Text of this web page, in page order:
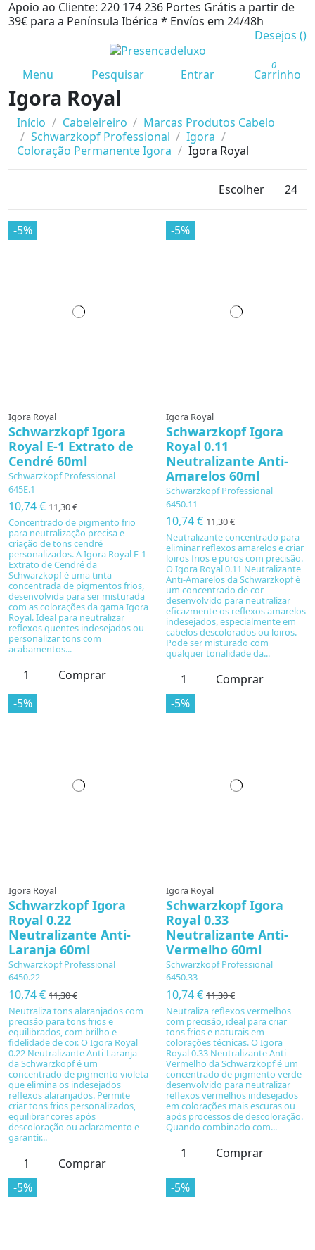
Apoio ao Cliente: 220 174 236 Portes Grátis a partir de
39€ para a Península Ibérica * Envíos em 24/48h
Desejos ()
Menu Pesquisar Entrar
0
Carrinho
Igora Royal
Início Cabeleireiro
Marcas Produtos Cabelo
Schwarzkopf Professional
Igora
Coloração Permanente Igora
Igora Royal
Escolher 24
-5%
Igora Royal
Schwarzkopf Igora
Royal E-1 Extrato de
Cendré 60ml
Schwarzkopf Professional
645E.1
10,74 € 11,30 €
Concentrado de pigmento frio
para neutralização precisa e
criação de tons cendré
personalizados. A Igora Royal E-1
Extrato de Cendré da
Schwarzkopf é uma tinta
concentrada de pigmentos frios,
desenvolvida para ser misturada
com as colorações da gama Igora
Royal. Ideal para neutralizar
reflexos quentes indesejados ou
personalizar tons com
acabamentos...
Comprar
-5%
Igora Royal
Schwarzkopf Igora
Royal 0.11
Neutralizante Anti-
Amarelos 60ml
Schwarzkopf Professional
6450.11
10,74 € 11,30 €
Neutralizante concentrado para
eliminar reflexos amarelos e criar
loiros frios e puros com precisão.
O Igora Royal 0.11 Neutralizante
Anti-Amarelos da Schwarzkopf é
um concentrado de cor
desenvolvido para neutralizar
eficazmente os reflexos amarelos
indesejados, especialmente em
cabelos descolorados ou loiros.
Pode ser misturado com
qualquer tonalidade da...
Comprar
-5%
Igora Royal
Schwarzkopf Igora
Royal 0.22
Neutralizante Anti-
Laranja 60ml
Schwarzkopf Professional
6450.22
10,74 € 11,30 €
Neutraliza tons alaranjados com
precisão para tons frios e
equilibrados, com brilho e
fidelidade de cor. O Igora Royal
0.22 Neutralizante Anti-Laranja
da Schwarzkopf é um
concentrado de pigmento violeta
que elimina os indesejados
reflexos alaranjados. Permite
criar tons frios personalizados,
equilibrar cores após
descoloração ou aclaramento e
garantir...
Comprar
-5%
Igora Royal
Schwarzkopf Igora
Royal 0.33
Neutralizante Anti-
Vermelho 60ml
Schwarzkopf Professional
6450.33
10,74 € 11,30 €
Neutraliza reflexos vermelhos
com precisão, ideal para criar
tons frios e naturais em
colorações técnicas. O Igora
Royal 0.33 Neutralizante Anti-
Vermelho da Schwarzkopf é um
concentrado de pigmento verde
desenvolvido para neutralizar
reflexos vermelhos indesejados
em colorações mais escuras ou
após processos de descoloração.
Quando combinado com...
Comprar
-5% -5%